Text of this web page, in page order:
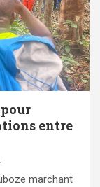
entre
marchant